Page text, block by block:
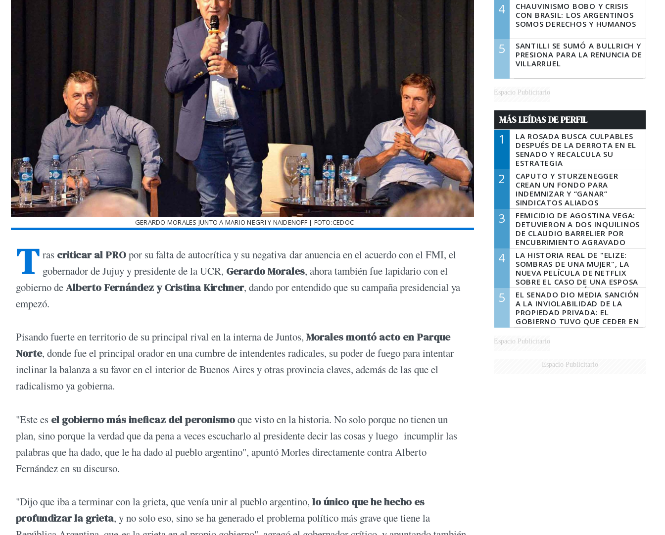
GERARDO MORALES JUNTO A MARIO NEGRI Y NAIDENOFF | FOTO:CEDOC
T ras criticar al PROpor su falta de autocrítica y su negativa dar anuencia en el acuerdo con el FMI, el
gobernador de Jujuy y presidente de la UCR, Gerardo Morales, ahora también fue lapidario con el
gobierno deAlberto Fernández y Cristina Kirchner, dando por entendido que su campaña presidencial ya
empezó.
Pisando fuerte en territorio de su principal rival en la interna de Juntos, Morales montó acto en Parque
Norte, donde fue el principal orador en una cumbre de intendentes radicales, su poder de fuego para intentar
inclinar la balanza a su favor en el interior de Buenos Aires y otras provincia claves, además de las que el
radicalismo ya gobierna.
"Este es el gobierno más ineficaz del peronismoque visto en la historia. No solo porque no tienen un
plan, sino porque la verdad que da pena a veces escucharlo al presidente decir las cosas y luego incumplir las
palabras que ha dado, que le ha dado al pueblo argentino", apuntó Morles directamente contra Alberto
Fernández en su discurso.
"Dijo que iba a terminar con la grieta, que venía unir al pueblo argentino, lo único que he hecho es
profundizar la grieta, y no solo eso, sino se ha generado el problema político más grave que tiene la
4
CHAUVINISMO BOBO Y CRISIS
CON BRASIL: LOS ARGENTINOS
SOMOS DERECHOS Y HUMANOS
5
SANTILLI SE SUMÓ A BULLRICH Y
PRESIONA PARA LA RENUNCIA DE
VILLARRUEL
Espacio Publicitario
MÁS LEÍDAS DE PERFIL
1
LA ROSADA BUSCA CULPABLES
DESPUÉS DE LA DERROTA EN EL
SENADO Y RECALCULA SU
ESTRATEGIA
2
CAPUTO Y STURZENEGGER
CREAN UN FONDO PARA
INDEMNIZAR Y “GANAR”
SINDICATOS ALIADOS
3
FEMICIDIO DE AGOSTINA VEGA:
DETUVIERON A DOS INQUILINOS
DE CLAUDIO BARRELIER POR
ENCUBRIMIENTO AGRAVADO
4
LA HISTORIA REAL DE "ELIZE:
SOMBRAS DE UNA MUJER", LA
NUEVA PELÍCULA DE NETFLIX
SOBRE EL CASO DE UNA ESPOSA
QUE DESCUARTIZÓ A SU
MARIDO
5
EL SENADO DIO MEDIA SANCIÓN
A LA INVIOLABILIDAD DE LA
PROPIEDAD PRIVADA: EL
GOBIERNO TUVO QUE CEDER EN
LA LEY DEL MANEJO DEL FUEGO
Espacio Publicitario
Espacio Publicitario